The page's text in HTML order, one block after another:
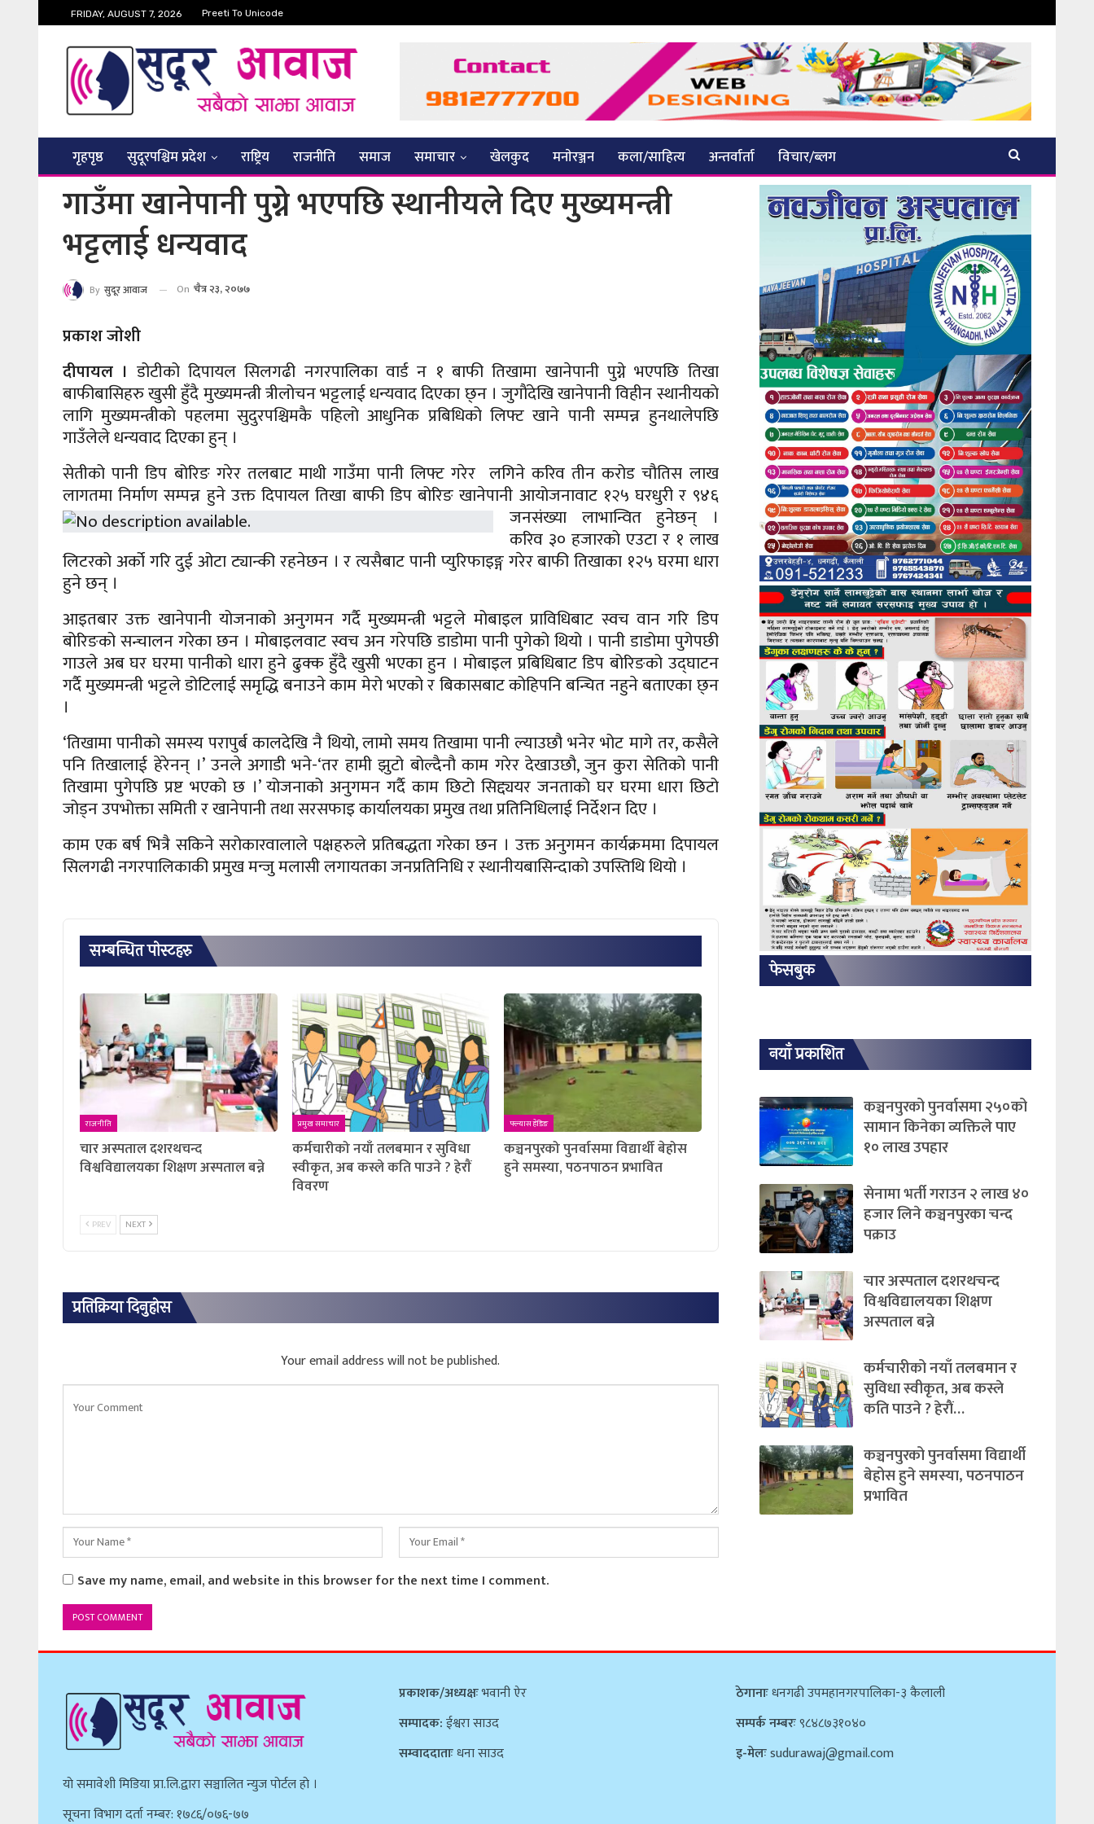
FRIDAY, AUGUST 7, 2026 Preeti To Unicode
गृहपृष्ठ सुदूरपश्चिम प्रदेश राष्ट्रिय राजनीति समाज समाचार खेलकुद मनाेरञ्जन कला/साहित्य अन्तर्वार्ता विचार/ब्लग
गाउँमा खानेपानी पुग्ने भएपछि स्थानीयले दिए मुख्यमन्त्री
भट्टलाई धन्यवाद
By सुदूर आवाज On चैत्र २३, २०७७
प्रकाश जाेशी
दीपायल । डोटीको दिपायल सिलगढी नगरपालिका वार्ड न १ बाफी तिखामा खानेपानी पुग्ने भएपछि तिखा
बाफीबासिहरु खुसी हुँदै मुख्यमन्त्री त्रीलोचन भट्टलाई धन्यवाद दिएका छ्न । जुगाैंदेखि खानेपानी विहीन स्थानीयकाे
लागि मुख्यमन्त्रीकाे पहलमा सुदुरपश्चिमकै पहिलो आधुनिक प्रबिधिको लिफ्ट खाने पानी सम्पन्न हुनथालेपछि
गाउँलेले धन्यवाद दिएका हुन् ।
सेतीको पानी डिप बोरिङ गरेर तलबाट माथी गाउँमा पानी लिफ्ट गरेर लगिने करिव तीन करोड चौतिस लाख
लागतमा निर्माण सम्पन्न हुने उक्त दिपायल तिखा बाफी डिप बोरिङ खानेपानी आयोजनावाट १२५ घरधुरी र ९४६
जनसंख्या लाभान्वित हुनेछन् ।
करिव ३० हजारको एउटा र १ लाख
लिटरको अर्को गरि दुई ओटा ट्यान्की रहनेछन । र त्यसैबाट पानी प्युरिफाइङ्ग गरेर बाफी तिखाका १२५ घरमा धारा
हुने छन् ।
आइतबार उक्त खानेपानी योजनाको अनुगमन गर्दै मुख्यमन्त्री भट्टले मोबाइल प्राविधिबाट स्वच वान गरि डिप
बोरिङको सन्चालन गरेका छन । मोबाइलवाट स्वच अन गरेपछि डाडोमा पानी पुगेको थियो । पानी डाडोमा पुगेपछी
गाउले अब घर घरमा पानीको धारा हुने ढुक्क हुँदै खुसी भएका हुन । मोबाइल प्रबिधिबाट डिप बोरिङको उद्घाटन
गर्दै मुख्यमन्त्री भट्टले डोटिलाई समृद्धि बनाउने काम मेरो भएको र बिकासबाट कोहिपनि बन्चित नहुने बताएका छ्न
।
‘तिखामा पानीको समस्य परापुर्ब कालदेखि नै थियो, लामाे समय तिखामा पानी ल्याउछौ भनेर भोट मागे तर, कसैले
पनि तिखालाई हेरेनन् ।’ उनले अगाडी भने-‘तर हामी झुटो बोल्दैनौ काम गरेर देखाउछौ, जुन कुरा सेतिको पानी
तिखामा पुगेपछि प्रष्ट भएको छ ।’ योजनाको अनुगमन गर्दै काम छिटो सिद्द्ययर जनताको घर घरमा धारा छिटो
जोड्न उपभोक्ता समिती र खानेपानी तथा सरसफाइ कार्यालयका प्रमुख तथा प्रतिनिधिलाई निर्देशन दिए ।
काम एक बर्ष भित्रै सकिने सरोकारवालाले पक्षहरुले प्रतिबद्धता गरेका छन । उक्त अनुगमन कार्यक्रममा दिपायल
सिलगढी नगरपालिकाकी प्रमुख मन्जु मलासी लगायतका जनप्रतिनिधि र स्थानीयबासिन्दाको उपस्तिथि थियो ।
सम्बन्धित पाेस्टहरु
राजनीति
चार अस्पताल दशरथचन्द
विश्वविद्यालयका शिक्षण अस्पताल बन्ने
प्रमुख समाचार
कर्मचारीको नयाँ तलबमान र सुविधा
स्वीकृत, अब कस्ले कति पाउने ? हेराैं
विवरण
फ्ल्यास हेडिङ
कञ्चनपुरको पुनर्वासमा विद्यार्थी बेहोस
हुने समस्या, पठनपाठन प्रभावित
PREV NEXT
प्रतिक्रिया दिनुहोस
Your email address will not be published.
Save my name, email, and website in this browser for the next time I comment.
फेसबुक
नयाँ प्रकाशित
कञ्चनपुरको पुनर्वासमा २५०को
सामान किनेका व्यक्तिले पाए
१० लाख उपहार
सेनामा भर्ती गराउन २ लाख ४०
हजार लिने कञ्चनपुरका चन्द
पक्राउ
चार अस्पताल दशरथचन्द
विश्वविद्यालयका शिक्षण
अस्पताल बन्ने
कर्मचारीको नयाँ तलबमान र
सुविधा स्वीकृत, अब कस्ले
कति पाउने ? हेराैं…
कञ्चनपुरको पुनर्वासमा विद्यार्थी
बेहोस हुने समस्या, पठनपाठन
प्रभावित
याे समावेशी मिडिया प्रा.लि.द्वारा सञ्चालित न्युज पाेर्टल हाे ।
सूचना विभाग दर्ता नम्बर: १७८६/०७६-७७
प्रकाशक/अध्यक्षःभवानी ऐर
सम्पादक:ईश्वरा साउद
सम्वाददाताःधना साउद
ठेगानाःधनगढी उपमहानगरपालिका-३ कैलाली
सम्पर्क नम्बरः९८४८७३१०४०
इ-मेलःsudurawaj@gmail.com